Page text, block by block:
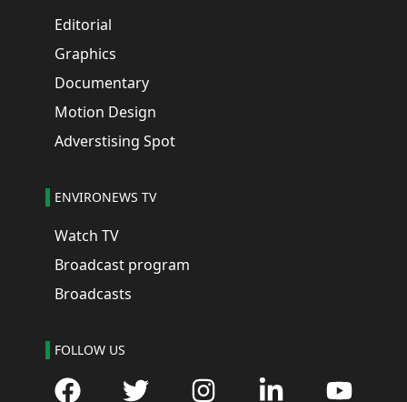
Editorial
Graphics
Documentary
Motion Design
Adverstising Spot
ENVIRONEWS TV
Watch TV
Broadcast program
Broadcasts
FOLLOW US